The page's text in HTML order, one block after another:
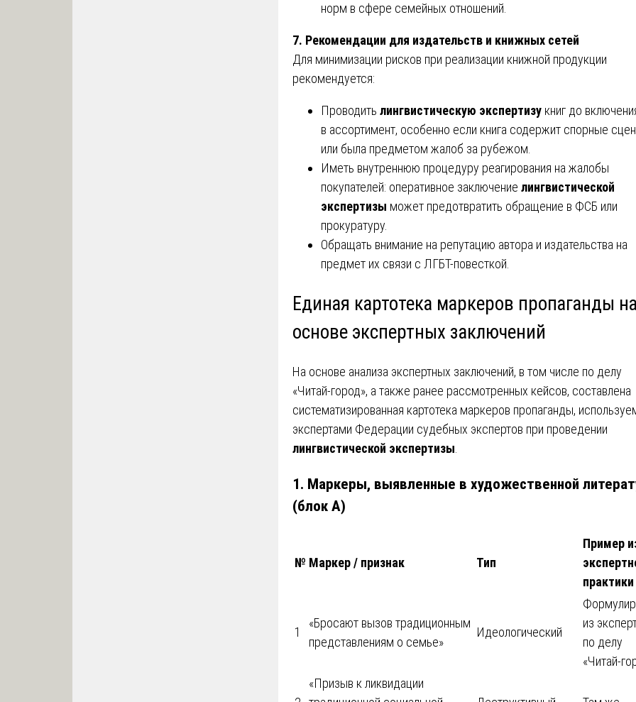
норм в сфере семейных отношений.
7. Рекомендации для издательств и книжных сетей
Для минимизации рисков при реализации книжной продукции
рекомендуется:
Проводить лингвистическую экспертизу книг до
в ассортимент, особенно если книга содержит спорные
или была предметом жалоб за рубежом.
Иметь внутреннюю процедуру реагирования на жалобы
покупателей: оперативное заключение лингвистической
экспертизы может предотвратить обращение в ФСБ или
прокуратуру.
Обращать внимание на репутацию автора и издательства на
предмет их связи с ЛГБТ-повесткой.
Единая картотека маркеров пропаганды на
основе экспертных заключений
На основе анализа экспертных заключений, в том числе по делу
«Читай-город», а также ранее рассмотренных кейсов, составлена
систематизированная картотека маркеров пропаганды,
экспертами Федерации судебных экспертов при проведении
лингвистической экспертизы.
1. Маркеры, выявленные в художественной
(блок А)
№ Маркер / признак Тип
Пример
практики
1
«Бросают вызов традиционным
представлениям о семье»
Идеологический
из
по делу
«Читай-
«Призыв к ликвидации